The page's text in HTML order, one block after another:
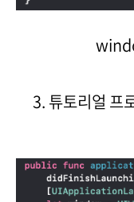
3. 튜토리얼 프